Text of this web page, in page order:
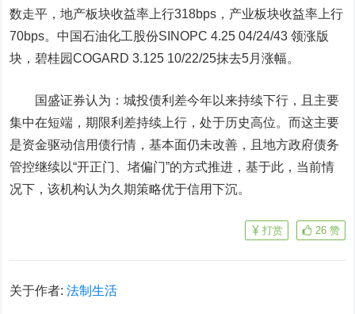
数走平，地产板块收益率上行318bps，产业板块收益率上行
70bps。 中国石油化工股份SINOPC 4.25 04/24/43 领涨版
块，碧桂园COGARD 3.125 10/22/25抹去5月涨幅。
国盛证券认为：城投债利差今年以来持续下行，且主要
集中在短端，期限利差持续上行，处于历史高位。而这主要
是资金驱动信用债行情，基本面仍未改善，且地方政府债务
管控继续以“开正门、堵偏门”的方式推进，基于此，当前情
况下，该机构认为久期策略优于信用下沉。
26 赞
打赏
关于作者:法制生活